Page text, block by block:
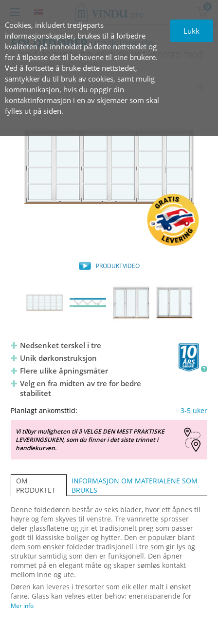
Cookies, inkludert tredjeparts
informasjonskapsler, brukes til å forbedre
kvaliteten på innholdet på dette nettstedet og
for å tilpasse det til behovene til sine brukere.
Ved å fortsette å bruke dette nettstedet,
samtykker du til bruk av cookies, samt mulig
kommunikasjon, hvis du oppgir din
kontaktinformasjon i en av skjemaer som skal
fylles ut på siden.
Lukk
0
FOLDEDØRERutadslående
1 bald åpnes til høyre, 5 skyves venstre med
3 vannrette sprosser
PRODUKTVIDEO
Nedsenket terskel i tre
Unik dørkonstruksjon
Flere ulike åpningsmåter
Velg en fra midten av tre for bedre
stabilitet
Planlagt ankomsttid: 3-5 uker
Vi tilbyr muligheten til å VELGE DEN MEST PRAKTISKE
LEVERINGSUKEN, som du finner i det siste trinnet i
handlekurven.
OM
PRODUKTET
INFORMASJON OM MATERIALENE SOM
BRUKES
Denne foldedøren består av seks blader, hvor ett åpnes til
høyre og fem skyves til venstre. Tre vannrette sprosser
deler glassflatene og gir et tradisjonelt preg som passer
godt til klassiske boliger og hytter. Den er populær blant
dem som ønsker foldedør tradisjonell i tre som gir lys og
struktur samtidig som den er funksjonell. Den åpner
rommet på en elegant måte og skaper sømløs kontakt
mellom inne og ute.
Døren kan leveres i tresorter som eik eller malt i ønsket
farge. Glass kan velges etter behov: energisparende for
redusert varmetap, lydisolerende for rolige rom eller
Mer info